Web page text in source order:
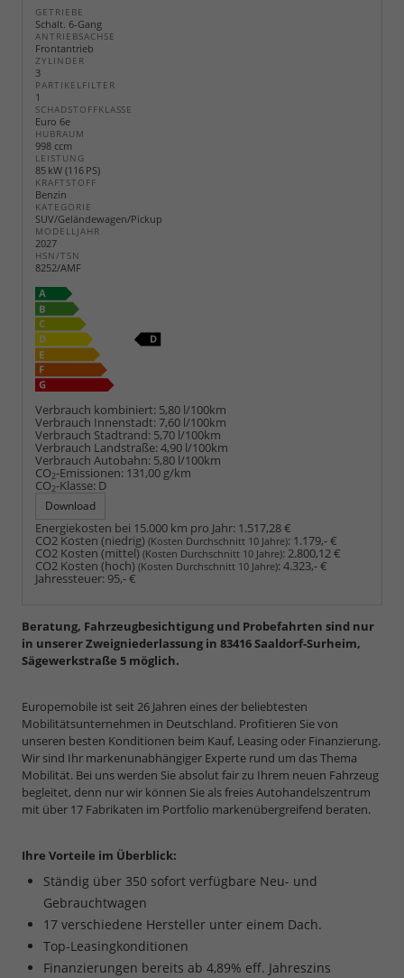
GETRIEBE
Schalt. 6-Gang
ANTRIEBSACHSE
Frontantrieb
ZYLINDER
3
PARTIKELFILTER
1
SCHADSTOFFKLASSE
Euro 6e
HUBRAUM
998 ccm
LEISTUNG
85 kW (116 PS)
KRAFTSTOFF
Benzin
KATEGORIE
SUV/Geländewagen/Pickup
MODELLJAHR
2027
HSN/TSN
8252/AMF
Verbrauch kombiniert: 5,80 l/100km
Verbrauch Innenstadt:7,60 l/100km
Verbrauch Stadtrand: 5,70 l/100km
Verbrauch Landstraße:4,90 l/100km
Verbrauch Autobahn: 5,80 l/100km
CO2-Emissionen: 131,00 g/km
CO2-Klasse: D
Download
Energiekosten bei 15.000 km pro Jahr: 1.517,28 €
CO2 Kosten (niedrig) (Kosten Durchschnitt 10 Jahre): 1.179,- €
CO2 Kosten (mittel) (Kosten Durchschnitt 10 Jahre):2.800,12 €
CO2 Kosten (hoch) (Kosten Durchschnitt 10 Jahre):4.323,- €
Jahressteuer: 95,- €
Beratung, Fahrzeugbesichtigung und Probefahrten sind nur
in unserer Zweigniederlassung in 83416 Saaldorf-Surheim,
Sägewerkstraße 5 möglich.
Europemobile ist seit 26 Jahren eines der beliebtesten
Mobilitätsunternehmen in Deutschland. Profitieren Sie von
unseren besten Konditionen beim Kauf, Leasing oder Finanzierung.
Wir sind Ihr markenunabhängiger Experte rund um das Thema
Mobilität. Bei uns werden Sie absolut fair zu Ihrem neuen Fahrzeug
begleitet, denn nur wir können Sie als freies Autohandelszentrum
mit über 17 Fabrikaten im Portfolio markenübergreifend beraten.
Ihre Vorteile im Überblick:
Ständig über 350 sofort verfügbare Neu- und
Gebrauchtwagen
17 verschiedene Hersteller unter einem Dach.
Top-Leasingkonditionen
Finanzierungen bereits ab 4,89% eff. Jahreszins